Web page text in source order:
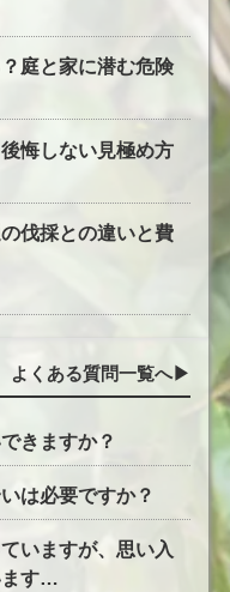
庭と家に潜む危険
悔しない見極め方
伐採との違いと費
よくある質問一覧へ▶︎
きますか？
は必要ですか？
いますが、思い入
ます…